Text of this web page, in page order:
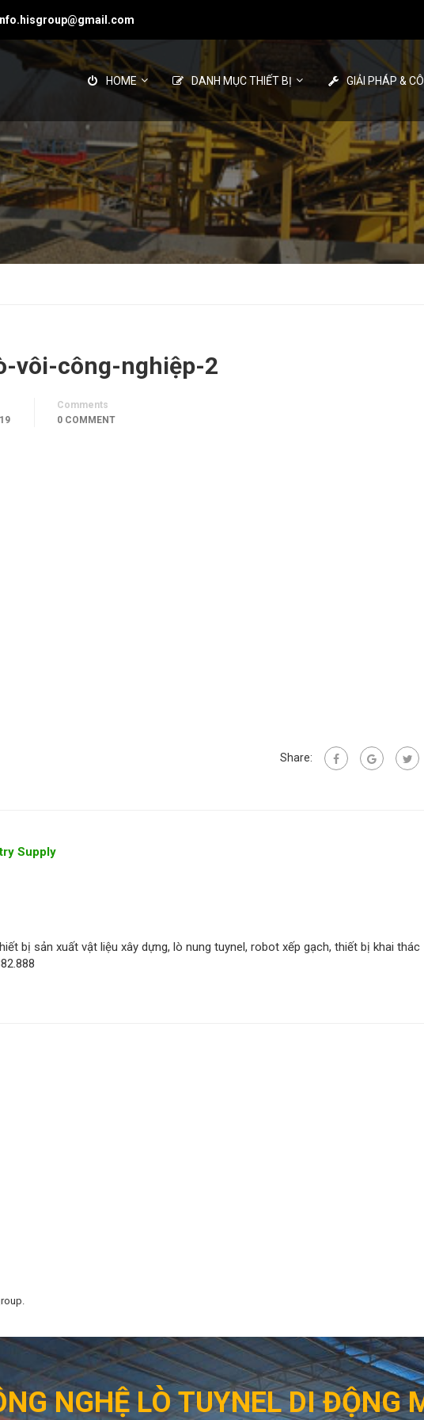
HOME DANH MỤC THIẾT BỊ GIẢI PHÁP &
vôi-công-nghiệp-2
Comments
0 COMMENT
Share:
Supply
bị sản xuất vật liệu xây dựng, lò nung tuynel, robot xếp gạch, thiết bị khai thác
NGHỆ LÒ TUYNEL DI ĐỘNG